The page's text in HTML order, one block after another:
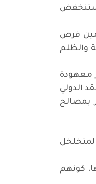
فرص
والظلم
معهودة
الدولي
بمصالح
كونهم